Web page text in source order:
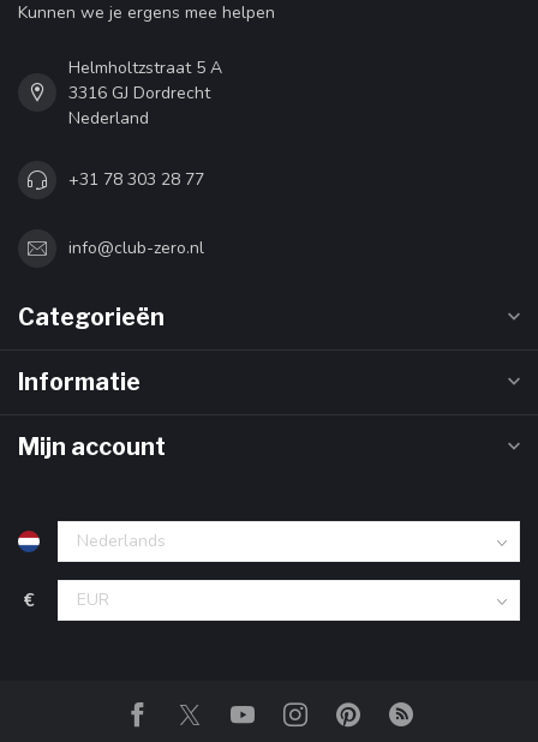
Kunnen we je ergens mee helpen
Helmholtzstraat 5 A
3316 GJ Dordrecht
Nederland
+31 78 303 28 77
info@club-zero.nl
Categorieën
Informatie
Mijn account
€